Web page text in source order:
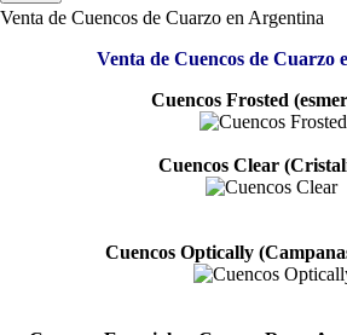
Venta de Cuencos de Cuarzo en Argentina
Venta de Cuencos de Cuarzo
Cuencos Frosted
Cuencos Clear
Cuencos Optically